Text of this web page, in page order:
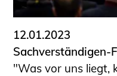
12.01.2023
Sachverständigen-
"Was vor uns liegt,